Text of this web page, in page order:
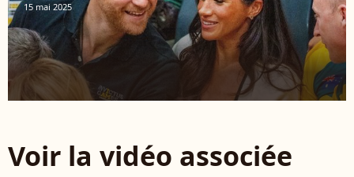
15 mai 2025
Voir la vidéo associée